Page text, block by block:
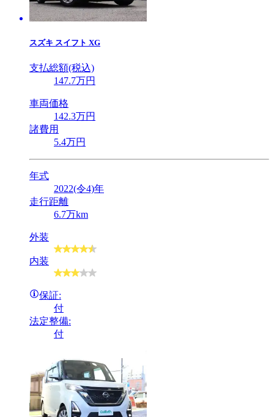
スズキ スイフト XG
支払総額(税込)
147.7万円
車両価格
142.3万円
諸費用
5.4万円
年式
2022(令4)年
走行距離
6.7万km
外装
内装
保証:
付
法定整備:
付